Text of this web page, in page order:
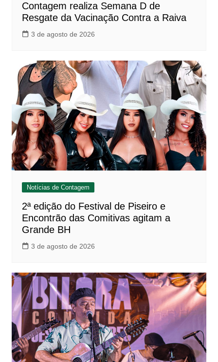
Contagem realiza Semana D de
Resgate da Vacinação Contra a Raiva
3 de agosto de 2026
Notícias de Contagem
2ª edição do Festival de Piseiro e
Encontrão das Comitivas agitam a
Grande BH
3 de agosto de 2026